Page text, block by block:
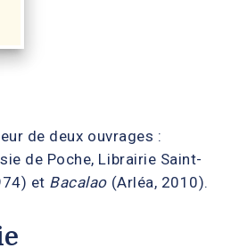
de deux ouvrages :
de Poche, Librairie Saint-
et Bacalao (Arléa, 2010).